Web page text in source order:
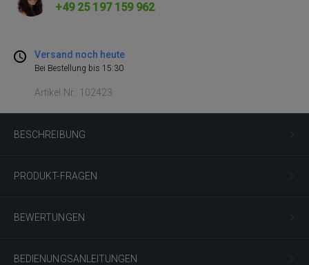
+49 25 197 159 962
Versand noch heute
Bei Bestellung bis 15:30
Artikel Nr.: 102423
BESCHREIBUNG
PRODUKT-FRAGEN
BEWERTUNGEN
BEDIENUNGSANLEITUNGEN